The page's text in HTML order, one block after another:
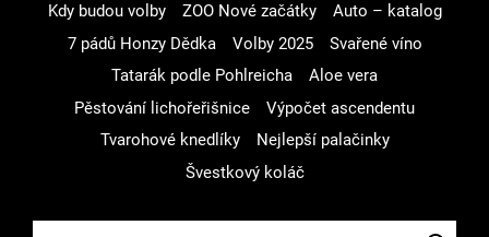
Kdy budou volby
ZOO Nové začátky
Auto – katalog
7 pádů Honzy Dědka
Volby 2025
Svařené víno
Tatarák podle Pohlreicha
Aloe vera
Pěstování lichořeřišnice
Výpočet ascendentu
Tvarohové knedlíky
Nejlepší palačinky
Švestkový koláč